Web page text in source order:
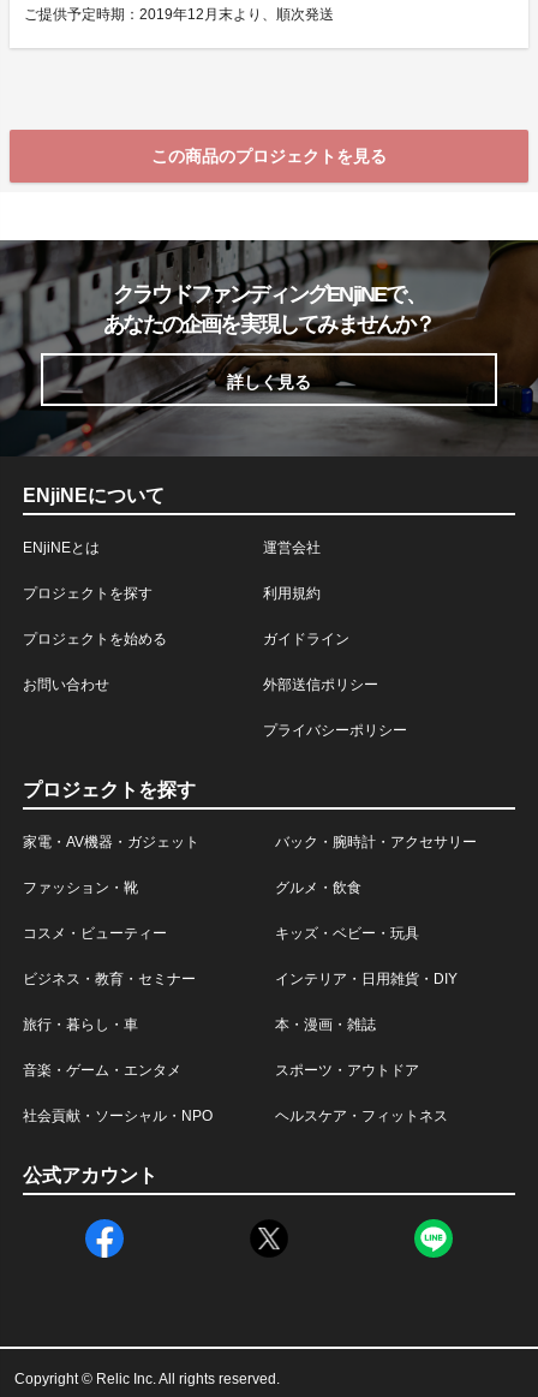
ご提供予定時期：2019年12月末より、順次発送
この商品のプロジェクトを見る
クラウドファンディングENjiNEで、
あなたの企画を実現してみませんか？
詳しく見る
ENjiNEについて
ENjiNEとは
プロジェクトを探す
プロジェクトを始める
お問い合わせ
運営会社
利用規約
ガイドライン
外部送信ポリシー
プライバシーポリシー
プロジェクトを探す
家電・AV機器・ガジェット バック・腕時計・アクセサリー
ファッション・靴 グルメ・飲食
コスメ・ビューティー キッズ・ベビー・玩具
ビジネス・教育・セミナー インテリア・日用雑貨・DIY
旅行・暮らし・車 本・漫画・雑誌
音楽・ゲーム・エンタメ スポーツ・アウトドア
社会貢献・ソーシャル・NPO ヘルスケア・フィットネス
公式アカウント
Copyright © Relic Inc. All rights reserved.